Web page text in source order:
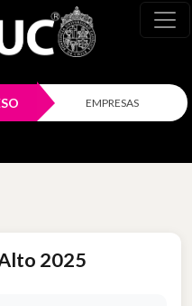
EMPRESAS
2025